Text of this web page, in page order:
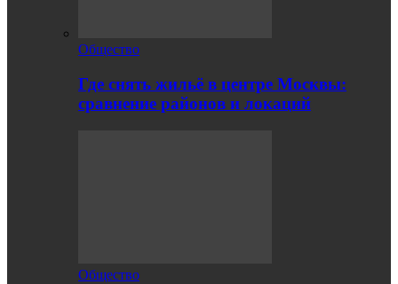
Общество
Где снять жильё в центре Москвы:
сравнение районов и локаций
Общество